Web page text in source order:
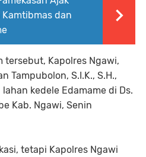
dan
tersebut, Kapolres Ngawi,
Tampubolon, S.I.K., S.H.,
kedele Edamame di Ds.
Kab. Ngawi, Senin
tetapi Kapolres Ngawi